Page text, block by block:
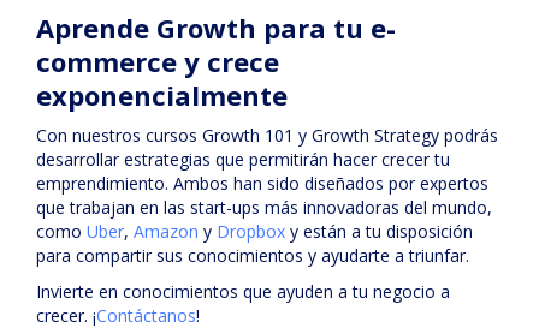
Aprende Growth para tu e-
commerce y crece
exponencialmente
Con nuestros cursos Growth 101 y Growth Strategy podrás
desarrollar estrategias que permitirán hacer crecer tu
emprendimiento. Ambos han sido diseñados por expertos
que trabajan en las start-ups más innovadoras del mundo,
como Uber, Amazon y Dropbox y están a tu disposición
para compartir sus conocimientos y ayudarte a triunfar.
Invierte en conocimientos que ayuden a tu negocio a
crecer. ¡Contáctanos!